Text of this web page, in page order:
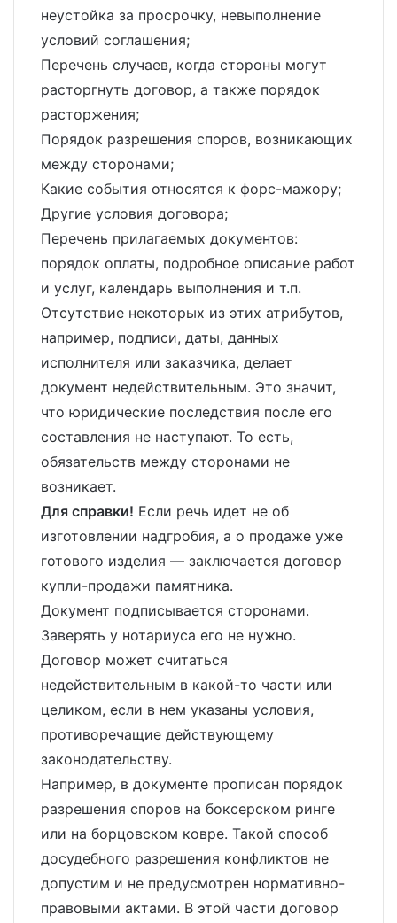
неустойка за просрочку, невыполнение
условий соглашения;
Перечень случаев, когда стороны могут
расторгнуть договор, а также порядок
расторжения;
Порядок разрешения споров, возникающих
между сторонами;
Какие события относятся к форс-мажору;
Другие условия договора;
Перечень прилагаемых документов:
порядок оплаты, подробное описание работ
и услуг, календарь выполнения и т.п.
Отсутствие некоторых из этих атрибутов,
например, подписи, даты, данных
исполнителя или заказчика, делает
документ недействительным. Это значит,
что юридические последствия после его
составления не наступают. То есть,
обязательств между сторонами не
возникает.
Для справки! Если речь идет не об
изготовлении надгробия, а о продаже уже
готового изделия — заключается договор
купли-продажи памятника.
Документ подписывается сторонами.
Заверять у нотариуса его не нужно.
Договор может считаться
недействительным в какой-то части или
целиком, если в нем указаны условия,
противоречащие действующему
законодательству.
Например, в документе прописан порядок
разрешения споров на боксерском ринге
или на борцовском ковре. Такой способ
досудебного разрешения конфликтов не
допустим и не предусмотрен нормативно-
правовыми актами. В этой части договор